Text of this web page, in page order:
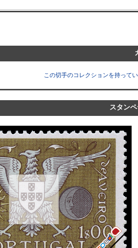
この切手のコレクションを持って
スタン